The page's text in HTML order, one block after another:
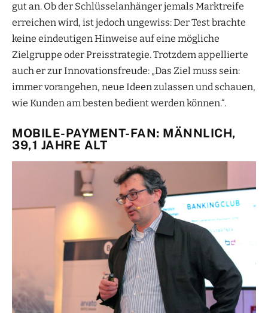
gut an. Ob der Schlüsselanhänger jemals Marktreife
erreichen wird, ist jedoch ungewiss: Der Test brachte
keine eindeutigen Hinweise auf eine mögliche
Zielgruppe oder Preisstrategie. Trotzdem appellierte
auch er zur Innovationsfreude: „Das Ziel muss sein:
immer vorangehen, neue Ideen zulassen und schauen,
wie Kunden am besten bedient werden können.“.
MOBILE-PAYMENT-FAN: MÄNNLICH,
39,1 JAHRE ALT